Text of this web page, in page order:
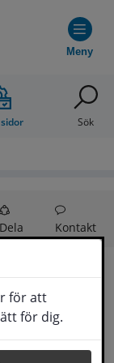
för att
för dig.
Meny
Sök
Dela Kontakt
och